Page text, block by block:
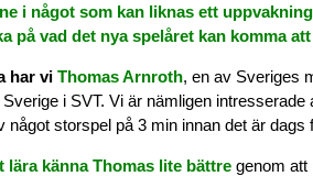
i något som kan liknas ett
på vad det nya spelåret kan komma
har vi Thomas Arnroth, en av Sveriges
i SVT. Vi är nämligen
något storspel på 3 min innan det är dags
lära känna Thomas lite bättre genom att